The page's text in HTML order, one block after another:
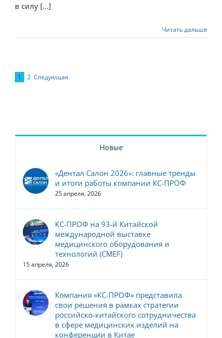
в силу [...]
Читать дальше
1 2 Следующая
Новые
«Дентал Салон 2026»: главные тренды
и итоги работы компании КС-ПРОФ
25 апреля, 2026
КС-ПРОФ на 93-й Китайской
международной выставке
медицинского оборудования и
технологий (CMEF)
15 апреля, 2026
Компания «КС-ПРОФ» представила
свои решения в рамках стратегии
российско-китайского сотрудничества
в сфере медицинских изделий на
конференции в Китае